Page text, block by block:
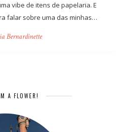
vibe de itens de papelaria. E
falar sobre uma das minhas…
Bernardinette
A FLOWER!